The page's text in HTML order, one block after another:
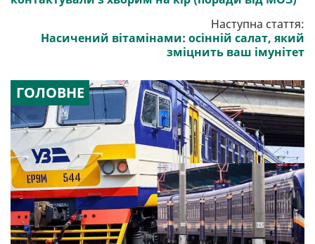
Наступна стаття:
Насичений вітамінами: осінній салат, який
зміцнить ваш імунітет
ГОЛОВНЕ